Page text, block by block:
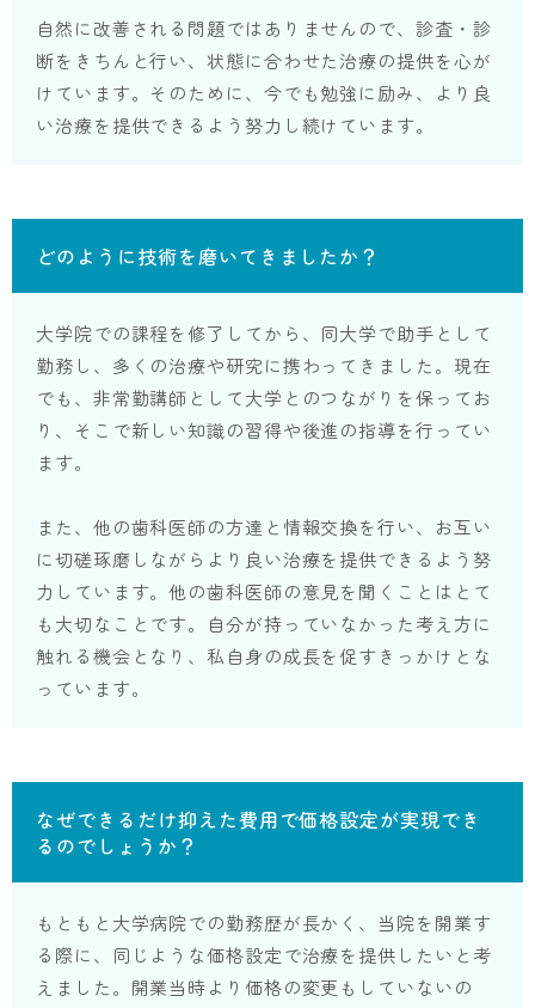
自然に改善される問題ではありませんので、診査・診
断をきちんと行い、状態に合わせた治療の提供を心が
けています。そのために、今でも勉強に励み、より良
い治療を提供できるよう努力し続けています。
どのように技術を磨いてきましたか？
大学院での課程を修了してから、同大学で助手として
勤務し、多くの治療や研究に携わってきました。現在
でも、非常勤講師として大学とのつながりを保ってお
り、そこで新しい知識の習得や後進の指導を行ってい
ます。
また、他の歯科医師の方達と情報交換を行い、お互い
に切磋琢磨しながらより良い治療を提供できるよう努
力しています。他の歯科医師の意見を聞くことはとて
も大切なことです。自分が持っていなかった考え方に
触れる機会となり、私自身の成長を促すきっかけとな
っています。
なぜできるだけ抑えた費用で価格設定が実現でき
るのでしょうか？
もともと大学病院での勤務歴が長かく、当院を開業す
る際に、同じような価格設定で治療を提供したいと考
えました。開業当時より価格の変更もしていないの